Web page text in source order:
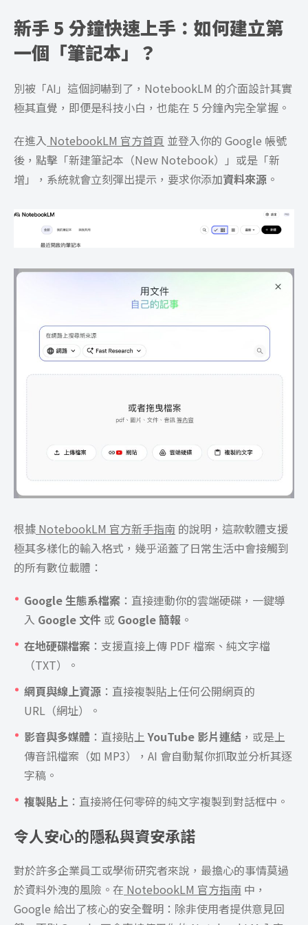
新手 5 分鐘快速上手：如何建立第
一個「筆記本」？
別被「AI」這個詞嚇到了，NotebookLM 的介面設計其實
極其直覺，即便是科技小白，也能在 5 分鐘內完全掌握。
在進入 NotebookLM 官方首頁 並登入你的 Google 帳號
後，點擊「新建筆記本（New Notebook）」或是「新
增」，系統就會立刻彈出提示，要求你添加資料來源 。
根據 NotebookLM 官方新手指南 的說明，這款軟體支援
極其多樣化的輸入格式，幾乎涵蓋了日常生活中會接觸到
的所有數位載體：
Google 生態系檔案 ：直接連動你的雲端硬碟，一鍵導
入 Google 文件 或 Google 簡報 。
在地硬碟檔案 ：支援直接上傳 PDF 檔案、純文字檔
（TXT）。
網頁與線上資源 ：直接複製貼上任何公開網頁的
URL（網址）。
影音與多媒體 ：直接貼上YouTube 影片連結 ，或是上
傳音訊檔案（如 MP3），AI 會自動幫你抓取並分析其逐
字稿。
複製貼上 ：直接將任何零碎的純文字複製到對話框中。
令人安心的隱私與資安承諾
對於許多企業員工或學術研究者來說，最擔心的事情莫過
於資料外洩的風險。在 NotebookLM 官方指南 中，
Google 給出了核心的安全聲明：除非使用者提供意見回